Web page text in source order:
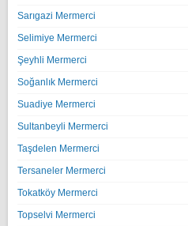
Sarıgazi Mermerci
Selimiye Mermerci
Şeyhli Mermerci
Soğanlık Mermerci
Suadiye Mermerci
Sultanbeyli Mermerci
Taşdelen Mermerci
Tersaneler Mermerci
Tokatköy Mermerci
Topselvi Mermerci